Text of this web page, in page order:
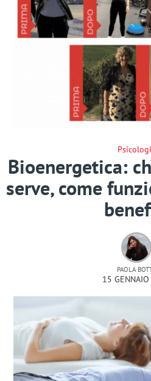
Bioenergetica:
serve, come
PAOLA
15